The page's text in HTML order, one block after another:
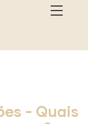
- Quais